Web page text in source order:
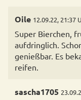
Oile 12.09.22, 21:37
Super Bierchen,
aufdringlich.
genießbar. Es
reifen.
sascha1705